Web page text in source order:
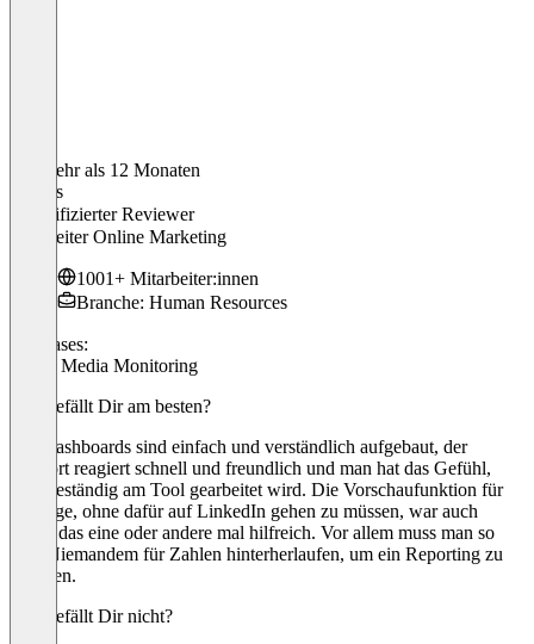
Vor mehr als 12 Monaten
Dennis
Verifizierter Reviewer
Teamleiter Online Marketing
1001+ Mitarbeiter:innen
Branche: Human Resources
Use cases:
Social Media Monitoring
Was gefällt Dir am besten?
Die Dashboards sind einfach und verständlich aufgebaut, der
Support reagiert schnell und freundlich und man hat das Gefühl,
dass beständig am Tool gearbeitet wird. Die Vorschaufunktion für
Beiträge, ohne dafür auf LinkedIn gehen zu müssen, war auch
schon das eine oder andere mal hilfreich. Vor allem muss man so
aber Niemandem für Zahlen hinterherlaufen, um ein Reporting zu
erstellen.
Was gefällt Dir nicht?